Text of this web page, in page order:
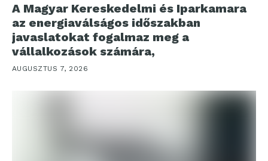
A Magyar Kereskedelmi és Iparkamara
az energiaválságos időszakban
javaslatokat fogalmaz meg a
vállalkozások számára,
AUGUSZTUS 7, 2026